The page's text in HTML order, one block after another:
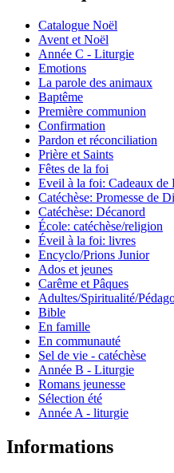
Catalogue Noël
Avent et Noël
Année C - Liturgie
Emotions
La parole des animaux
Baptême
Première communion
Confirmation
Pardon et réconciliation
Prière et Saints
Fêtes de la foi
Eveil à la foi: Cadeaux de
Catéchèse: Promesse de
Catéchèse: Décanord
École: catéchèse/religion
Éveil à la foi: livres
Encyclo/Prions Junior
Ados et jeunes
Carême et Pâques
Adultes/Spiritualité/
Bible
En famille
En communauté
Sel de vie - catéchèse
Année B - Liturgie
Romans jeunesse
Sélection été
Année A - liturgie
Informations